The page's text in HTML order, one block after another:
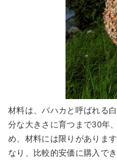
材料は、バハカと呼ばれる
分な大きさに育つまで30年
め、材料には限りがありま
なり、比較的安価に購入で